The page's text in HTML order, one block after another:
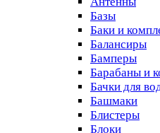
Базы
Баки и
Балансиры
Бамперы
Барабаны и
Бачки для
Башмаки
Блистеры
Блоки